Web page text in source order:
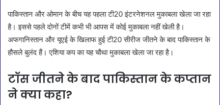
पाकिस्तान और ओमान के बीच यह पहला टी20 इंटरनेशनल मुकाबला खेला जा रहा
है। इससे पहले दोनों टीमें कभी भी आपस में कोई मुकाबला नहीं खेली है।
अफगानिस्तान और यूएई के खिलाफ हुई टी20 सीरीज जीतने के बाद पाकिस्तान के
हौसले बुलंद हैं। एशिया कप का यह चौथा मुकाबला खेला जा रहा है।
टॉस जीतने के बाद पाकिस्तान के कप्तान
ने क्या कहा?